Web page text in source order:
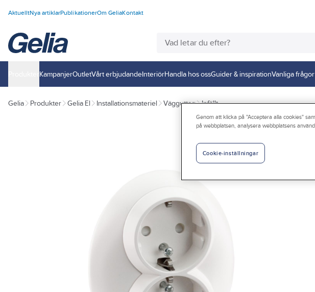
AktuelltNya artiklarPublikationerOm GeliaKontakt
KampanjerOutletVårt erbjudandeInteriörHandla hos ossGuider & inspirationVanliga frågor
Gelia Produkter Gelia El Installationsmateriel Vägguttag Infällt
Genom att klicka på "Acceptera alla cookies"
på webbplatsen, analysera webbplatsens
Cookie-inställningar